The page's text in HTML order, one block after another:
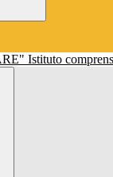
Istituto